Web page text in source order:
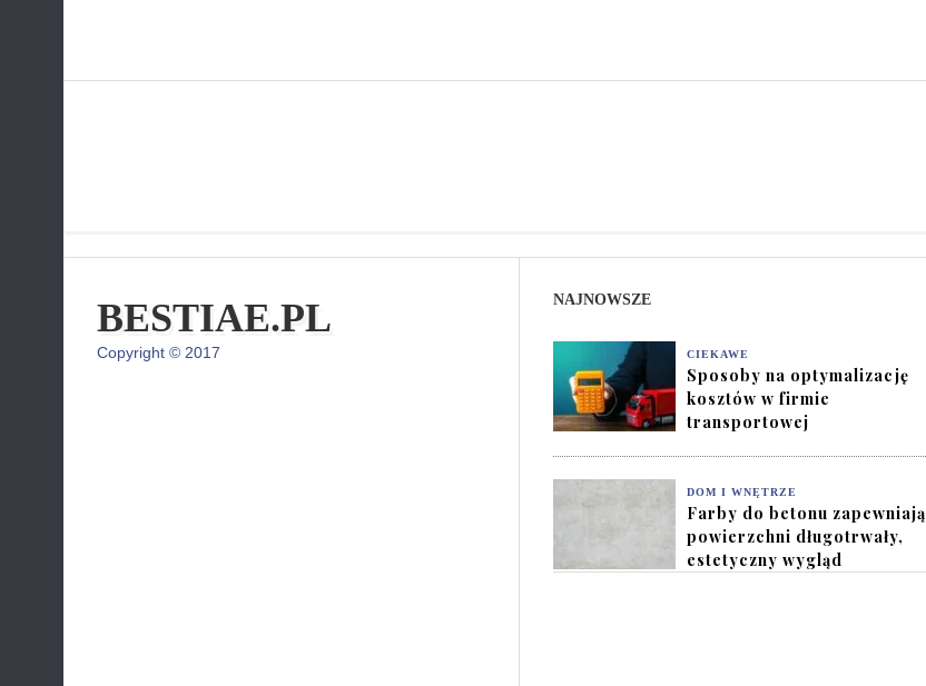
BESTIAE.PL
Copyright © 2017
NAJNOWSZE
CIEKAWE
Sposoby na optymalizację
kosztów w firmie
transportowej
DOM I WNĘTRZE
Farby do betonu zapewniają
powierzchni długotrwały,
estetyczny wygląd